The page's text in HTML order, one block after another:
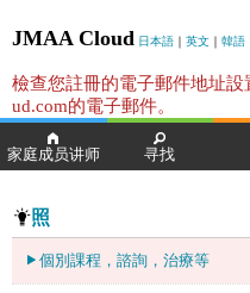
JMAA Cloud 日本語 ｜ 英文 ｜ 韓語
檢查您註冊的電子郵件地址設
ud.com的電子郵件。
家庭成员讲师 寻找
照
個別課程，諮詢，治療等